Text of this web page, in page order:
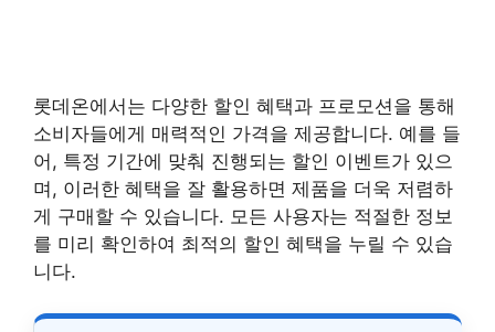
롯데온에서는 다양한 할인 혜택과 프로모션을 통해
소비자들에게 매력적인 가격을 제공합니다. 예를 들
어, 특정 기간에 맞춰 진행되는 할인 이벤트가 있으
며, 이러한 혜택을 잘 활용하면 제품을 더욱 저렴하
게 구매할 수 있습니다. 모든 사용자는 적절한 정보
를 미리 확인하여 최적의 할인 혜택을 누릴 수 있습
니다.